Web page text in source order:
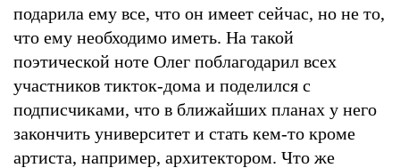
подарила ему все, что он имеет сейчас, но не то,
что ему необходимо иметь. На такой
поэтической ноте Олег поблагодарил всех
участников тикток-дома и поделился с
подписчиками, что в ближайших планах у него
закончить университет и стать кем-то кроме
артиста, например, архитектором. Что же